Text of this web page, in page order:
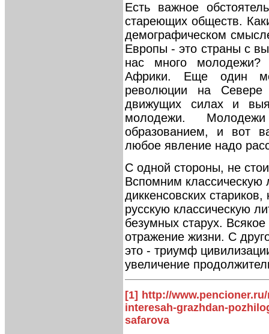
Есть важное
стареющих обществ.
демографическом
Европы - это страны с
нас много
Африки. Еще один
революции на
движущих силах и
молодежи.
образованием, и вот
любое явление надо
С одной стороны, не
Вспомним классическую
диккенсовских
русскую классическую
безумных старух.
отражение жизни. С
это - триумф
увеличение
[1] http://
interesah-grazhdan-
safarova